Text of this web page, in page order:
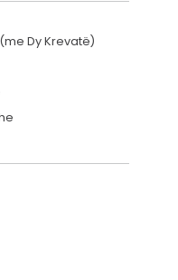
Dy Krevatë)